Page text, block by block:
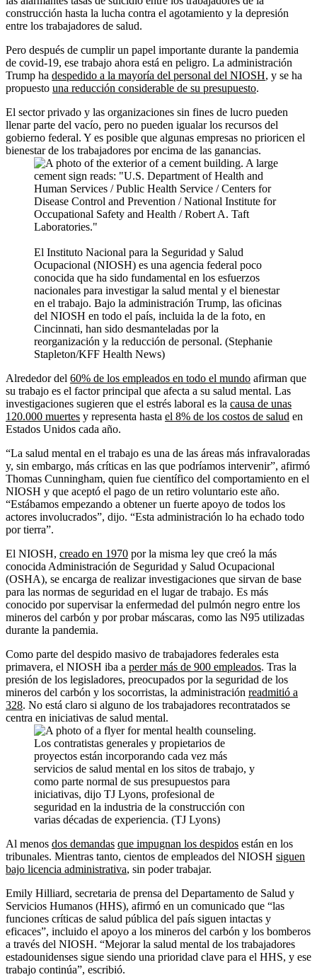
construcción hasta la lucha contra el agotamiento y la depresión
entre los trabajadores de salud.
Pero después de cumplir un papel importante durante la pandemia
de covid-19, ese trabajo ahora está en peligro. La administración
Trump ha despedido a la mayoría del personal del NIOSH, y se ha
propuesto una reducción considerable de su presupuesto.
El sector privado y las organizaciones sin fines de lucro pueden
llenar parte del vacío, pero no pueden igualar los recursos del
gobierno federal. Y es posible que algunas empresas no prioricen el
bienestar de los trabajadores por encima de las ganancias.
El Instituto Nacional para la Seguridad y Salud
Ocupacional (NIOSH) es una agencia federal poco
conocida que ha sido fundamental en los esfuerzos
nacionales para investigar la salud mental y el bienestar
en el trabajo. Bajo la administración Trump, las oficinas
del NIOSH en todo el país, incluida la de la foto, en
Cincinnati, han sido desmanteladas por la
reorganización y la reducción de personal. (Stephanie
Stapleton/KFF Health News)
Alrededor del 60% de los empleados en todo el mundo afirman que
su trabajo es el factor principal que afecta a su salud mental. Las
investigaciones sugieren que el estrés laboral es la causa de unas
120.000 muertes y representa hasta el 8% de los costos de salud en
Estados Unidos cada año.
“La salud mental en el trabajo es una de las áreas más infravaloradas
y, sin embargo, más críticas en las que podríamos intervenir”, afirmó
Thomas Cunningham, quien fue científico del comportamiento en el
NIOSH y que aceptó el pago de un retiro voluntario este año.
“Estábamos empezando a obtener un fuerte apoyo de todos los
actores involucrados”, dijo. “Esta administración lo ha echado todo
por tierra”.
El NIOSH, creado en 1970 por la misma ley que creó la más
conocida Administración de Seguridad y Salud Ocupacional
(OSHA), se encarga de realizar investigaciones que sirvan de base
para las normas de seguridad en el lugar de trabajo. Es más
conocido por supervisar la enfermedad del pulmón negro entre los
mineros del carbón y por probar máscaras, como las N95 utilizadas
durante la pandemia.
Como parte del despido masivo de trabajadores federales esta
primavera, el NIOSH iba a perder más de 900 empleados. Tras la
presión de los legisladores, preocupados por la seguridad de los
mineros del carbón y los socorristas, la administración readmitió a
328. No está claro si alguno de los trabajadores recontratados se
centra en iniciativas de salud mental.
Los contratistas generales y propietarios de
proyectos están incorporando cada vez más
servicios de salud mental en los sitos de trabajo, y
como parte normal de sus presupuestos para
iniciativas, dijo TJ Lyons, profesional de
seguridad en la industria de la construcción con
varias décadas de experiencia. (TJ Lyons)
Al menos dos demandas que impugnan los despidos están en los
tribunales. Mientras tanto, cientos de empleados del NIOSH siguen
bajo licencia administrativa, sin poder trabajar.
Emily Hilliard, secretaria de prensa del Departamento de Salud y
Servicios Humanos (HHS), afirmó en un comunicado que “las
funciones críticas de salud pública del país siguen intactas y
eficaces”, incluido el apoyo a los mineros del carbón y los bomberos
a través del NIOSH. “Mejorar la salud mental de los trabajadores
estadounidenses sigue siendo una prioridad clave para el HHS, y ese
trabajo continúa”, escribió.